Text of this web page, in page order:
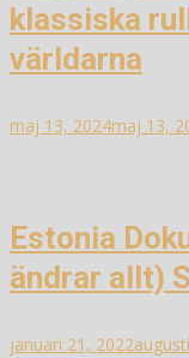
klassiska
världarna
maj 13, 2024maj 13,
Estonia
ändrar allt)
januari 21, 2022